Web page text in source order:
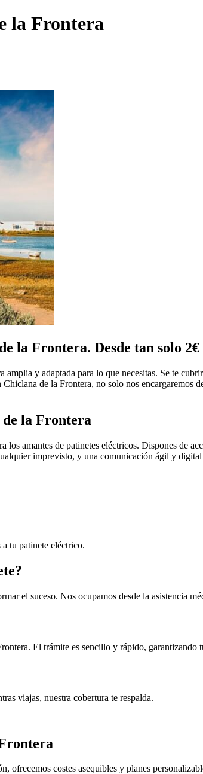
la Frontera
la Frontera. Desde tan solo 2€
y adaptada para lo que necesitas. Se te
de la Frontera, no solo nos encargaremos
de la Frontera
amantes de patinetes eléctricos. Dispones de
imprevisto, y una comunicación ágil y
tu patinete eléctrico.
el suceso. Nos ocupamos desde la asistencia
El trámite es sencillo y rápido, garantizando
viajas, nuestra cobertura te respalda.
ofrecemos costes asequibles y planes